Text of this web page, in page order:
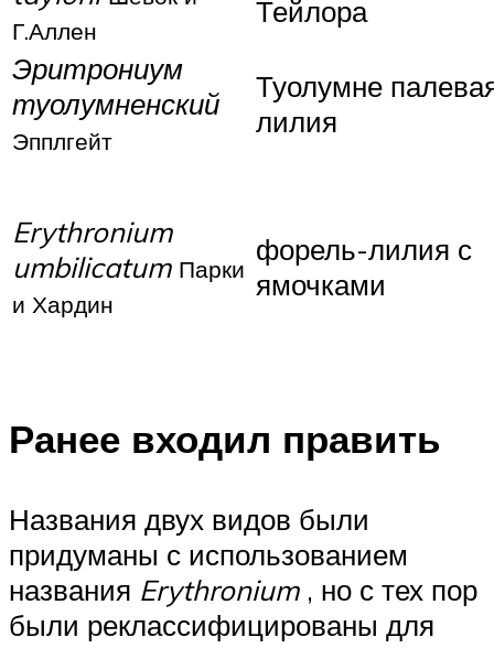
Г.Аллен
Тейлора
Эритрониум
туолумненский
Эпплгейт
Туолумне
лилия
Erythronium
umbilicatum Парки
и Хардин
форель-лилия с
ямочками
Ранее входил править
Названия двух видов были
придуманы с использованием
названия Erythronium, но с тех пор
были реклассифицированы для